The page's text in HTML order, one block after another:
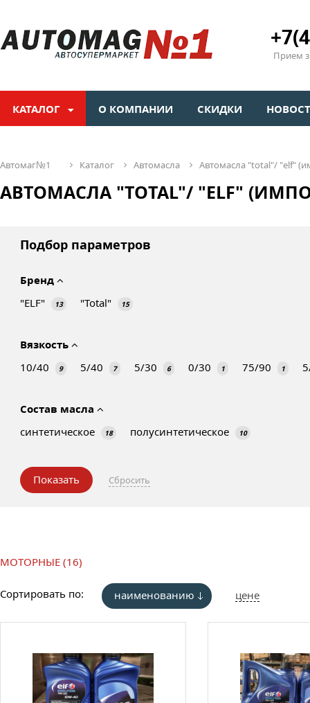
Прием
КАТАЛОГ О КОМПАНИИ СКИДКИ
автомаг№1 каталог автомасла автомасла "total"/ "elf"
АВТОМАСЛА "TOTAL"/ "ELF"
Подбор параметров
Бренд
"ELF"
13 "Total" 15
Вязкость
10/40
9 5/40 7 5/30 6 0/30 1 75/90 1
Состав масла
синтетическое
18 полусинтетическое 10
МОТОРНЫЕ (16)
Сортировать по: наименованию цене